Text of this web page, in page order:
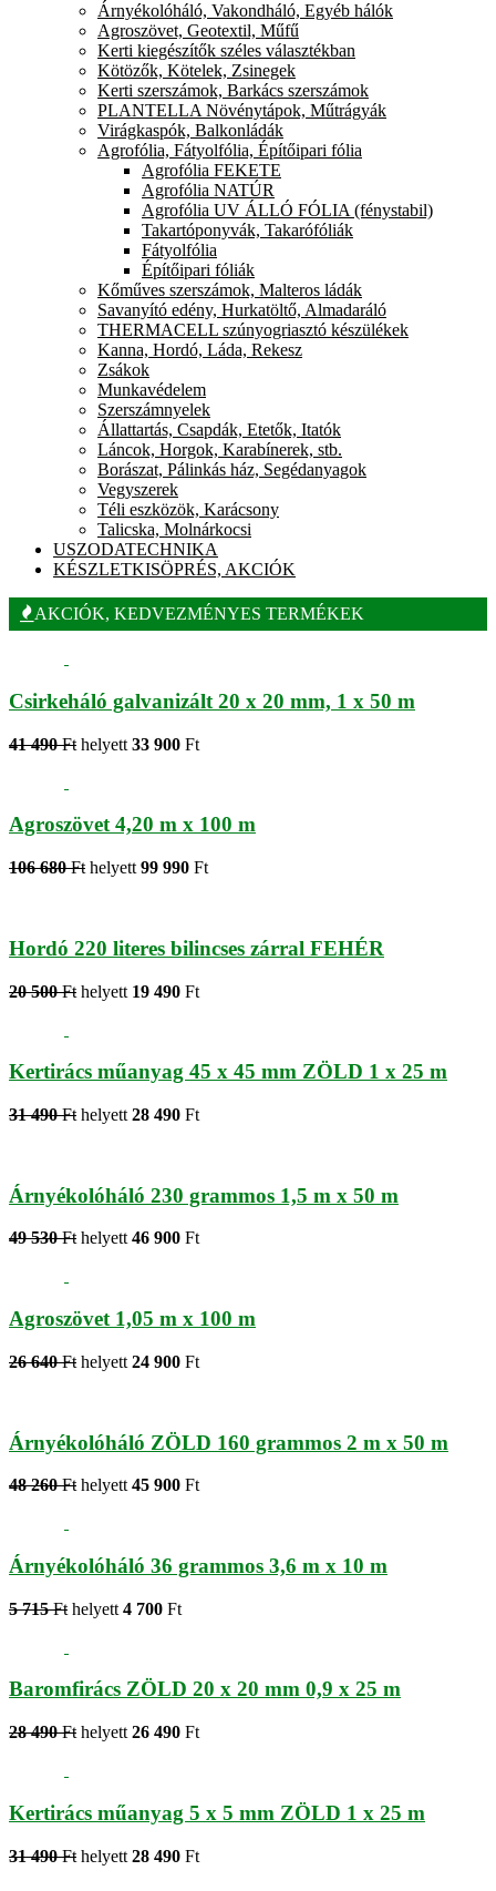
Árnyékolóháló, Vakondháló, Egyéb hálók
Agroszövet, Geotextil, Műfű
Kerti kiegészítők széles választékban
Kötözők, Kötelek, Zsinegek
Kerti szerszámok, Barkács szerszámok
PLANTELLA Növénytápok, Műtrágyák
Virágkaspók, Balkonládák
Agrofólia, Fátyolfólia, Építőipari fólia
Agrofólia FEKETE
Agrofólia NATÚR
Agrofólia UV ÁLLÓ FÓLIA (fénystabil)
Takartóponyvák, Takarófóliák
Fátyolfólia
Építőipari fóliák
Kőműves szerszámok, Malteros ládák
Savanyító edény, Hurkatöltő, Almadaráló
THERMACELL szúnyogriasztó készülékek
Kanna, Hordó, Láda, Rekesz
Zsákok
Munkavédelem
Szerszámnyelek
Állattartás, Csapdák, Etetők, Itatók
Láncok, Horgok, Karabínerek, stb.
Borászat, Pálinkás ház, Segédanyagok
Vegyszerek
Téli eszközök, Karácsony
Talicska, Molnárkocsi
USZODATECHNIKA
KÉSZLETKISÖPRÉS, AKCIÓK
AKCIÓK, KEDVEZMÉNYES TERMÉKEK
Csirkeháló galvanizált 20 x 20 mm, 1 x 50 m
41 490 Ft helyett 33 900 Ft
Agroszövet 4,20 m x 100 m
106 680 Ft helyett 99 990 Ft
Hordó 220 literes bilincses zárral FEHÉR
20 500 Ft helyett 19 490 Ft
Kertirács műanyag 45 x 45 mm ZÖLD 1 x 25 m
31 490 Ft helyett 28 490 Ft
Árnyékolóháló 230 grammos 1,5 m x 50 m
49 530 Ft helyett 46 900 Ft
Agroszövet 1,05 m x 100 m
26 640 Ft helyett 24 900 Ft
Árnyékolóháló ZÖLD 160 grammos 2 m x 50 m
48 260 Ft helyett 45 900 Ft
Árnyékolóháló 36 grammos 3,6 m x 10 m
5 715 Ft helyett 4 700 Ft
Baromfirács ZÖLD 20 x 20 mm 0,9 x 25 m
28 490 Ft helyett 26 490 Ft
Kertirács műanyag 5 x 5 mm ZÖLD 1 x 25 m
31 490 Ft helyett 28 490 Ft